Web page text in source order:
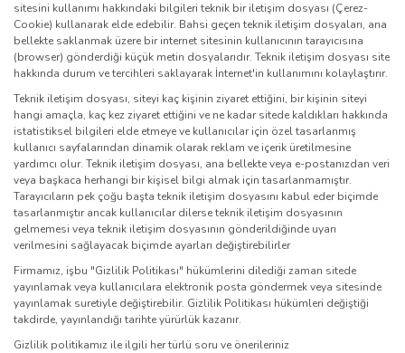
sitesini kullanımı hakkındaki bilgileri teknik bir iletişim dosyası (Çerez-
Cookie) kullanarak elde edebilir. Bahsi geçen teknik iletişim dosyaları, ana
bellekte saklanmak üzere bir internet sitesinin kullanıcının tarayıcısına
(browser) gönderdiği küçük metin dosyalarıdır. Teknik iletişim dosyası site
hakkında durum ve tercihleri saklayarak İnternet'in kullanımını kolaylaştırır.
Teknik iletişim dosyası, siteyi kaç kişinin ziyaret ettiğini, bir kişinin siteyi
hangi amaçla, kaç kez ziyaret ettiğini ve ne kadar sitede kaldıkları hakkında
istatistiksel bilgileri elde etmeye ve kullanıcılar için özel tasarlanmış
kullanıcı sayfalarından dinamik olarak reklam ve içerik üretilmesine
yardımcı olur. Teknik iletişim dosyası, ana bellekte veya e-postanızdan veri
veya başkaca herhangi bir kişisel bilgi almak için tasarlanmamıştır.
Tarayıcıların pek çoğu başta teknik iletişim dosyasını kabul eder biçimde
tasarlanmıştır ancak kullanıcılar dilerse teknik iletişim dosyasının
gelmemesi veya teknik iletişim dosyasının gönderildiğinde uyarı
verilmesini sağlayacak biçimde ayarları değiştirebilirler
Firmamız, işbu "Gizlilik Politikası" hükümlerini dilediği zaman sitede
yayınlamak veya kullanıcılara elektronik posta göndermek veya sitesinde
yayınlamak suretiyle değiştirebilir. Gizlilik Politikası hükümleri değiştiği
takdirde, yayınlandığı tarihte yürürlük kazanır.
Gizlilik politikamız ile ilgili her türlü soru ve önerileriniz